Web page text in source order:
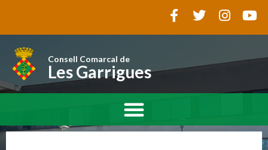
Consell Comarcal de
Les Garrigues